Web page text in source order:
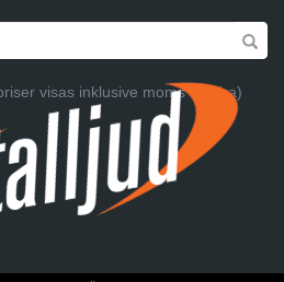
visas inklusive moms (Ändra)